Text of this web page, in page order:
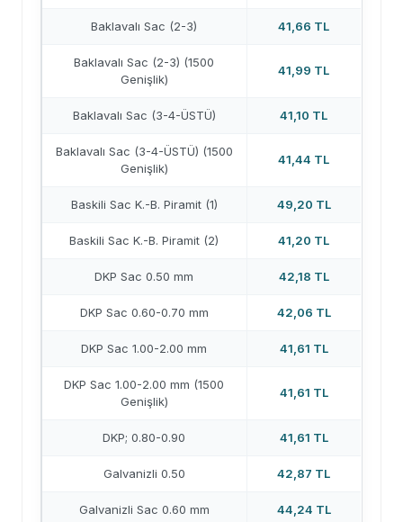
Baklavalı Sac (2-3) 41,66 TL
Baklavalı Sac (2-3) (1500
Genişlik)
41,99 TL
Baklavalı Sac (3-4-ÜSTÜ) 41,10 TL
Baklavalı Sac (3-4-ÜSTÜ) (1500
Genişlik)
41,44 TL
Baskili Sac K.-B. Piramit (1) 49,20 TL
Baskili Sac K.-B. Piramit (2) 41,20 TL
DKP Sac 0.50 mm 42,18 TL
DKP Sac 0.60-0.70 mm 42,06 TL
DKP Sac 1.00-2.00 mm 41,61 TL
DKP Sac 1.00-2.00 mm (1500
Genişlik)
41,61 TL
DKP; 0.80-0.90 41,61 TL
Galvanizli 0.50 42,87 TL
Galvanizli Sac 0.60 mm 44,24 TL